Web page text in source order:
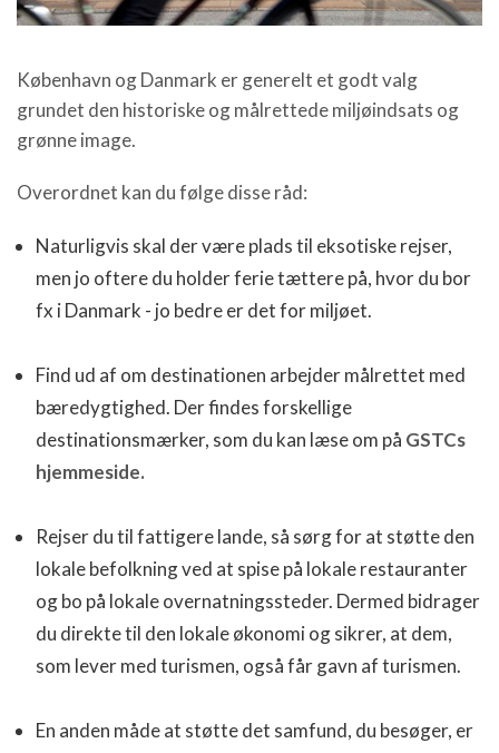
København og Danmark er generelt et godt valg
grundet den historiske og målrettede miljøindsats og
grønne image.
Overordnet kan du følge disse råd:
Naturligvis skal der være plads til eksotiske rejser,
men jo oftere du holder ferie tættere på, hvor du bor
fx i Danmark - jo bedre er det for miljøet.
Find ud af om destinationen arbejder målrettet med
bæredygtighed. Der findes forskellige
destinationsmærker, som du kan læse om på GSTCs
hjemmeside.
Rejser du til fattigere lande, så sørg for at støtte den
lokale befolkning ved at spise på lokale restauranter
og bo på lokale overnatningssteder. Dermed bidrager
du direkte til den lokale økonomi og sikrer, at dem,
som lever med turismen, også får gavn af turismen.
En anden måde at støtte det samfund, du besøger, er